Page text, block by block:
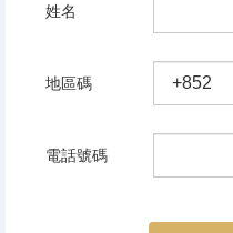
姓名
地區碼
電話號碼